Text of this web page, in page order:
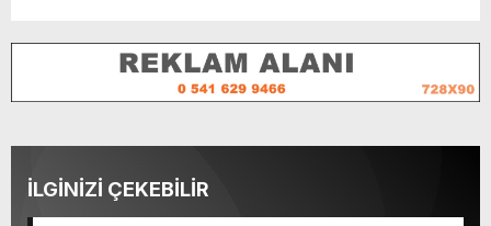
İLGİNİZİ ÇEKEBİLİR